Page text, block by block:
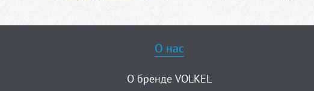
О нас
О бренде VOLKEL